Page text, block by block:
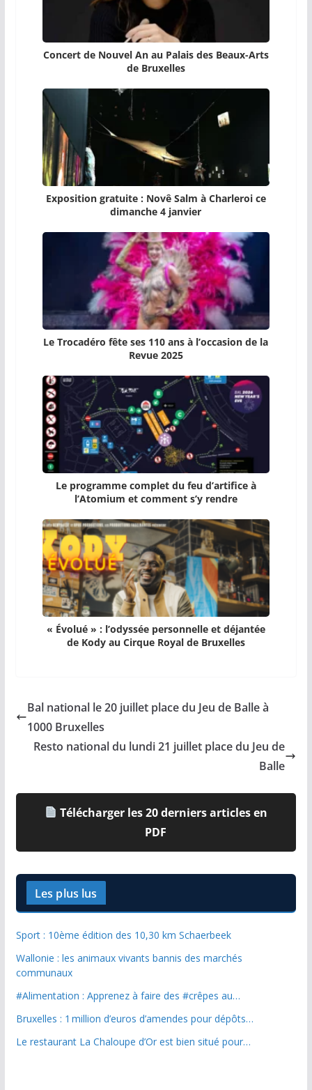
Concert de Nouvel An au Palais des Beaux-Arts
de Bruxelles
Exposition gratuite : Novê Salm à Charleroi ce
dimanche 4 janvier
Le Trocadéro fête ses 110 ans à l’occasion de la
Revue 2025
Le programme complet du feu d’artifice à
l’Atomium et comment s’y rendre
« Évolué » : l’odyssée personnelle et déjantée
de Kody au Cirque Royal de Bruxelles
Bal national le 20 juillet place du Jeu de Balle à
1000 Bruxelles
Resto national du lundi 21 juillet place du Jeu de
Balle
Télécharger les 20 derniers articles en
PDF
Les plus lus
Sport : 10ème édition des 10,30 km Schaerbeek
Wallonie : les animaux vivants bannis des marchés
communaux
#Alimentation : Apprenez à faire des #crêpes au…
Bruxelles : 1 million d’euros d’amendes pour dépôts…
Le restaurant La Chaloupe d’Or est bien situé pour…